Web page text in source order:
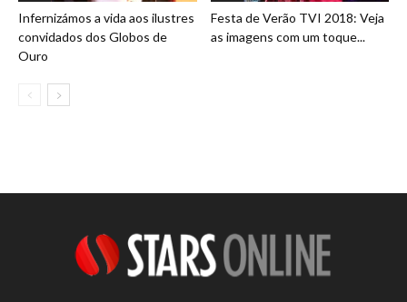
Infernizámos a vida aos ilustres
convidados dos Globos de
Ouro
Festa de Verão TVI 2018: Veja
as imagens com um toque...